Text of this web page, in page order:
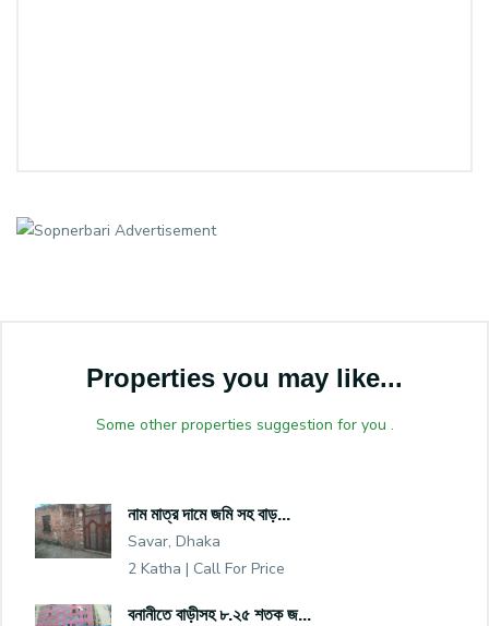
Properties you may like...
Some other properties suggestion for you .
নাম মাত্র দামে জমি সহ বাড়...
Savar, Dhaka
2 Katha | Call For Price
বনানীতে বাড়ীসহ ৮.২৫ শতক জ...